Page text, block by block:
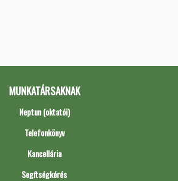
MUNKATÁRSAKNAK
Neptun (oktatói)
Telefonkönyv
Kancellária
Segítségkérés